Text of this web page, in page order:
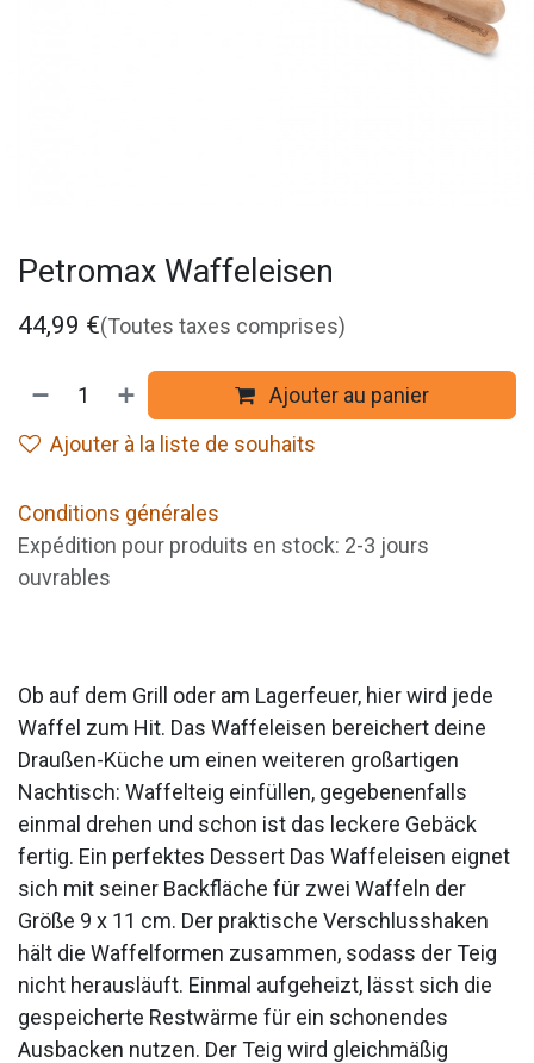
Petromax Waffeleisen
44,99 €(Toutes taxes comprises)
Ajouter au panier
Ajouter à la liste de souhaits
Conditions générales
Expédition pour produits en stock: 2-3 jours
ouvrables
Ob auf dem Grill oder am Lagerfeuer, hier wird jede
Waffel zum Hit. Das Waffeleisen bereichert deine
Draußen-Küche um einen weiteren großartigen
Nachtisch: Waffelteig einfüllen, gegebenenfalls
einmal drehen und schon ist das leckere Gebäck
fertig. Ein perfektes Dessert Das Waffeleisen eignet
sich mit seiner Backfläche für zwei Waffeln der
Größe 9 x 11 cm. Der praktische Verschlusshaken
hält die Waffelformen zusammen, sodass der Teig
nicht herausläuft. Einmal aufgeheizt, lässt sich die
gespeicherte Restwärme für ein schonendes
Ausbacken nutzen. Der Teig wird gleichmäßig